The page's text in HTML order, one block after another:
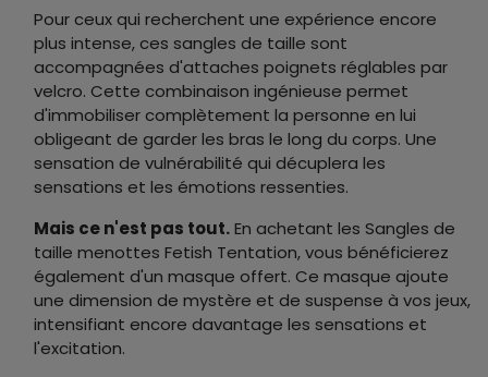
Pour ceux qui recherchent une expérience encore
plus intense, ces sangles de taille sont
accompagnées d'attaches poignets réglables par
velcro. Cette combinaison ingénieuse permet
d'immobiliser complètement la personne en lui
obligeant de garder les bras le long du corps. Une
sensation de vulnérabilité qui décuplera les
sensations et les émotions ressenties.
Mais ce n'est pas tout.En achetant les Sangles de
taille menottes Fetish Tentation, vous bénéficierez
également d'un masque offert. Ce masque ajoute
une dimension de mystère et de suspense à vos jeux,
intensifiant encore davantage les sensations et
l'excitation.